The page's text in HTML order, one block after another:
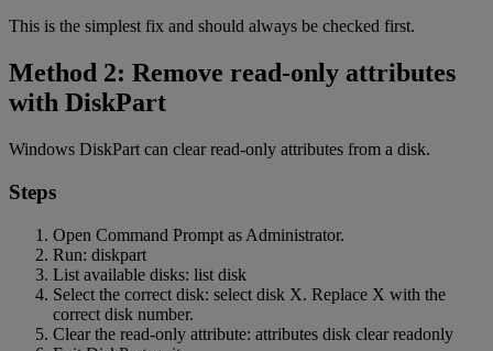
This is the simplest fix and should always be checked first.
Method 2: Remove read-only attributes
with DiskPart
Windows DiskPart can clear read-only attributes from a disk.
Steps
Open Command Prompt as Administrator.
Run: diskpart
List available disks: list disk
Select the correct disk: select disk X. Replace X with the
correct disk number.
Clear the read-only attribute: attributes disk clear readonly